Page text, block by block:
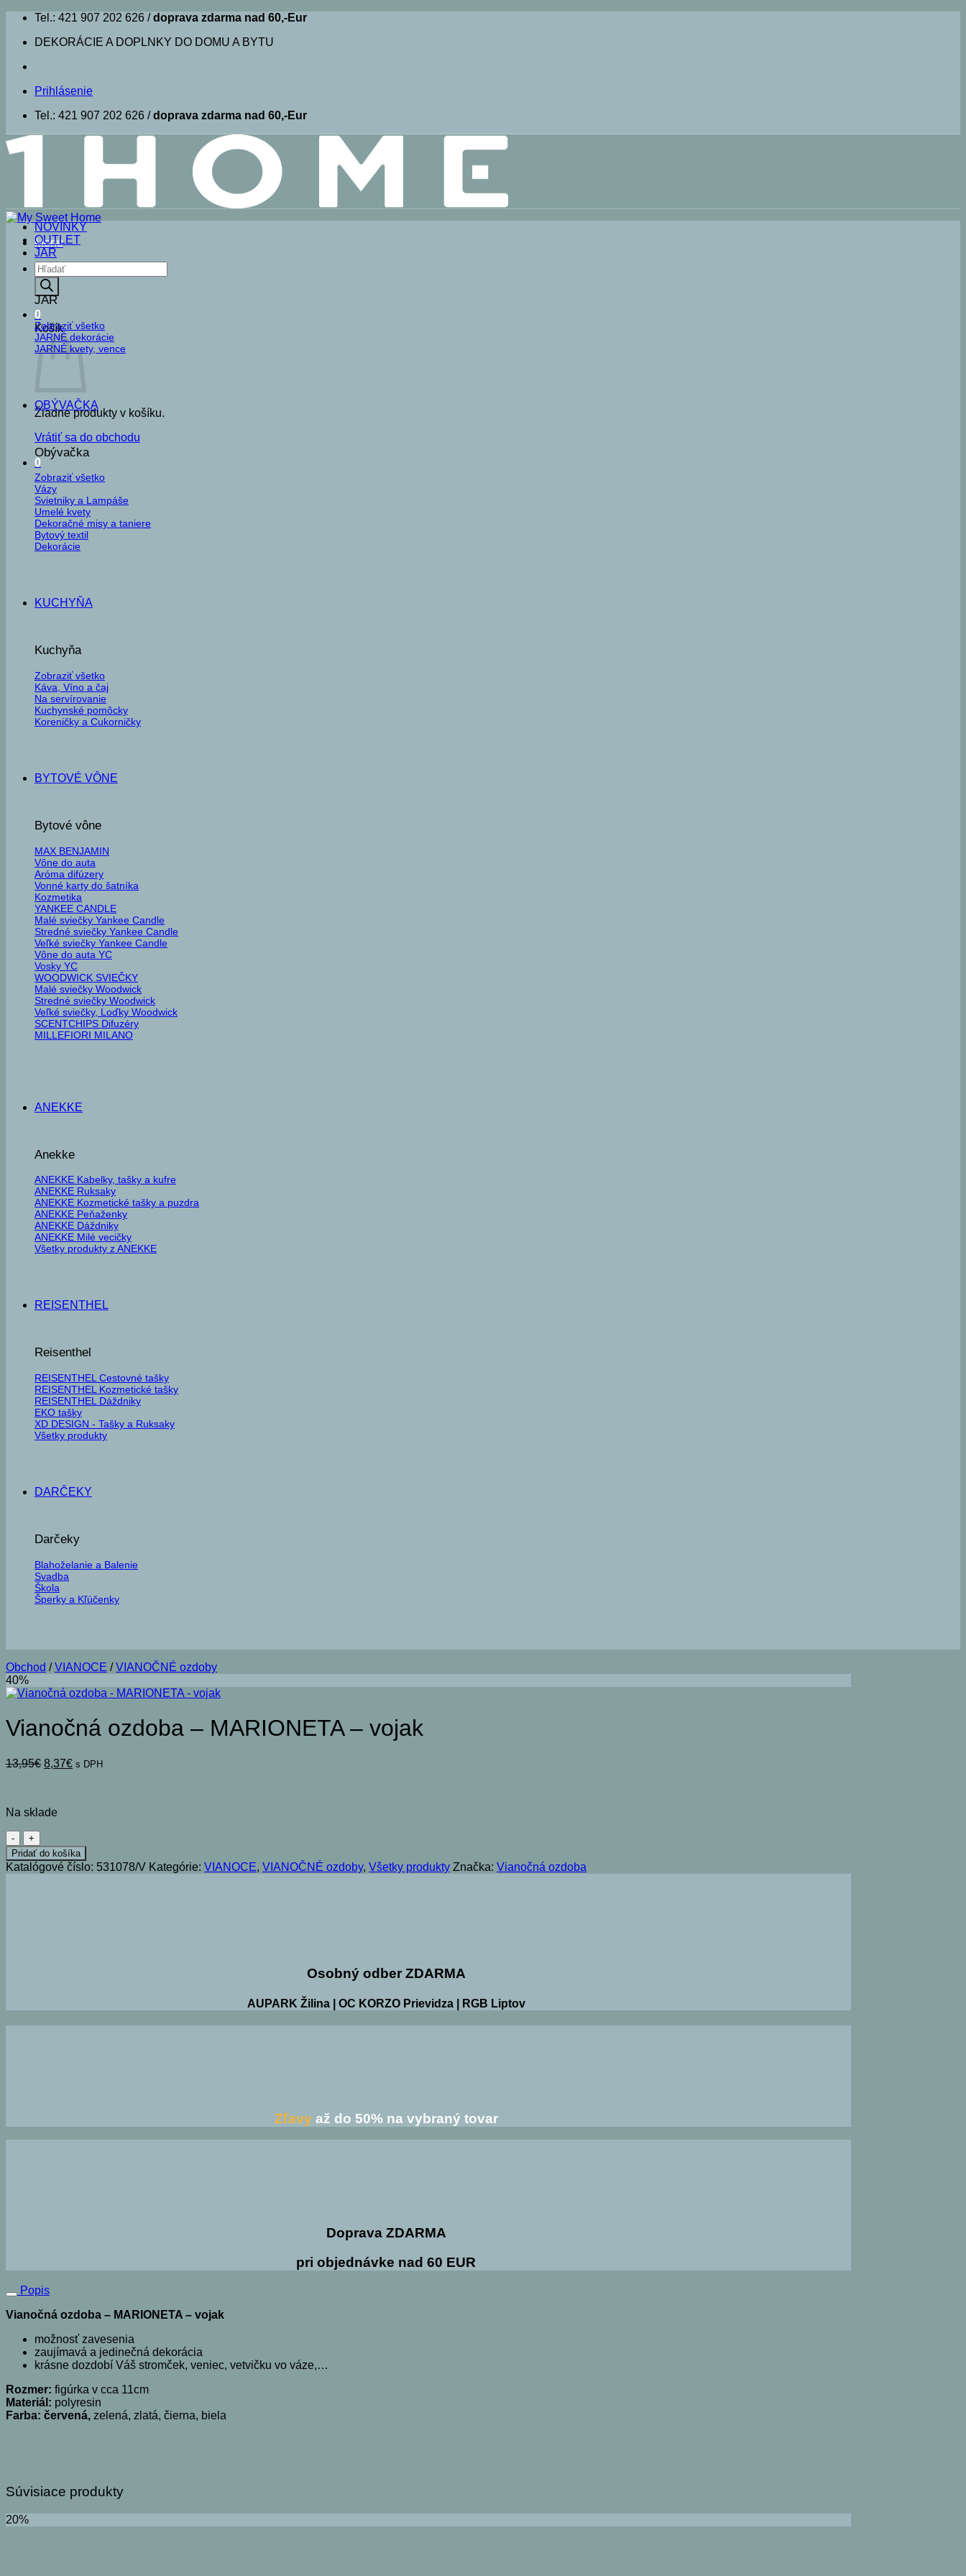
Skip
content
Tel.: 421 907 202 626 /doprava zdarma nad 60,-Eur
DEKORÁCIE A DOPLNKY DO DOMU A BYTU
Prihlásenie
Tel.: 421 907 202 626 /doprava zdarma nad 60,-Eur
Menu
Products
search
0
Košík
Žiadne produkty v košíku.
Vrátiť sa do obchodu
0
NOVINKY
OUTLET
JAR
JAR
Zobraziť všetko
JARNÉ dekorácie
JARNÉ kvety, vence
OBÝVAČKA
Obývačka
Zobraziť všetko
Vázy
Svietniky a Lampáše
Umelé kvety
Dekoračné misy a taniere
Bytový textil
Dekorácie
KUCHYŇA
Kuchyňa
Zobraziť všetko
Káva, Víno a čaj
Na servírovanie
Kuchynské pomôcky
Koreničky a Cukorničky
BYTOVÉ VÔNE
Bytové vône
MAX BENJAMIN
Vône do auta
Aróma difúzery
Vonné karty do šatníka
Kozmetika
YANKEE CANDLE
Malé sviečky Yankee Candle
Stredné sviečky Yankee Candle
Veľké sviečky Yankee Candle
Vône do auta YC
Vosky YC
WOODWICK SVIEČKY
Malé sviečky Woodwick
Stredné sviečky Woodwick
Veľké sviečky, Loďky Woodwick
SCENTCHIPS Difuzéry
MILLEFIORI MILANO
ANEKKE
Anekke
ANEKKE Kabelky, tašky a kufre
ANEKKE Ruksaky
ANEKKE Kozmetické tašky a puzdra
ANEKKE Peňaženky
ANEKKE Dáždniky
ANEKKE Milé vecičky
Všetky produkty z ANEKKE
REISENTHEL
Reisenthel
REISENTHEL Cestovné tašky
REISENTHEL Kozmetické tašky
REISENTHEL Dáždniky
EKO tašky
XD DESIGN - Tašky a Ruksaky
Všetky produkty
DARČEKY
Darčeky
Blahoželanie a Balenie
Svadba
Škola
Šperky a Kľúčenky
Obchod / VIANOCE / VIANOČNÉ ozdoby
40%
Vianočná ozdoba – MARIONETA – vojak
13,95€ Pôvodná
8,37€Aktuálna
s DPH
Na sklade
množstvo
Vianočná
ozdoba
-
Pridať do košíka
Katalógové číslo: 531078/V Kategórie: VIANOCE, VIANOČNÉ ozdoby, Všetky produkty Značka: Vianočná ozdoba
Osobný odber ZDARMA
AUPARK Žilina | OC KORZO Prievidza | RGB Liptov
Zľavyaž do 50% na vybraný tovar
Doprava ZDARMA
pri objednávke nad 60 EUR
Popis
Vianočná ozdoba – MARIONETA – vojak
možnosť zavesenia
zaujímavá a jedinečná dekorácia
krásne dozdobí Váš stromček, veniec, vetvičku vo váze,…
Rozmer: figúrka v cca 11cm
Materiál: polyresin
Farba: červená, zelená, zlatá, čierna, biela
Súvisiace produkty
20%